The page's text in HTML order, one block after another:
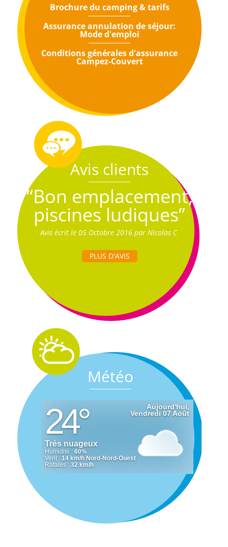
Brochure du camping & tarifs
Assurance annulation de séjour:
Mode d'emploi
Conditions générales d'assurance
Campez-Couvert
Avis clients
“Bon emplacement,
piscines ludiques”
Avis écrit le 05 Octobre 2016 par Nicolas C
PLUS D'AVIS
Météo